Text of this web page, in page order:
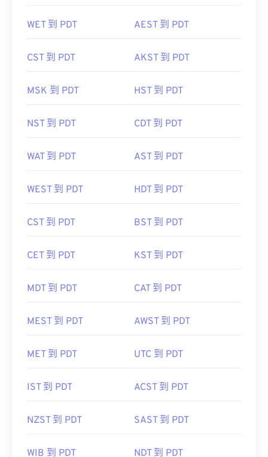
WET 到 PDT AEST 到 PDT
CST 到 PDT AKST 到 PDT
MSK 到 PDT HST 到 PDT
NST 到 PDT CDT 到 PDT
WAT 到 PDT AST 到 PDT
WEST 到 PDT HDT 到 PDT
CST 到 PDT BST 到 PDT
CET 到 PDT KST 到 PDT
MDT 到 PDT CAT 到 PDT
MEST 到 PDT AWST 到 PDT
MET 到 PDT UTC 到 PDT
IST 到 PDT ACST 到 PDT
NZST 到 PDT SAST 到 PDT
WIB 到 PDT NDT 到 PDT